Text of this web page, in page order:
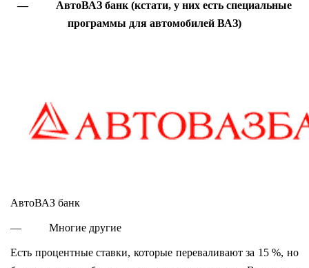
— АвтоВАЗ банк (кстати, у них есть специальные
программы для автомобилей ВАЗ)
АвтоВАЗ банк
— Многие другие
Есть процентные ставки, которые переваливают за 15 %, но